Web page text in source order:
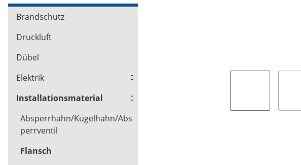
Brandschutz
Druckluft
Dübel
Elektrik
Installationsmaterial
Absperrhahn/Kugelhahn/Abs
perrventil
Flansch